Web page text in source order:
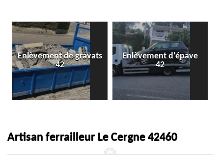
Enlèvement de gravats
42
Enlèvement d'épave
42
Artisan ferrailleur Le Cergne 42460